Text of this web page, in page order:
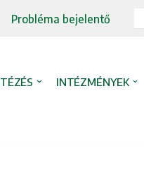
Probléma bejelentő
INTÉZMÉNYEK